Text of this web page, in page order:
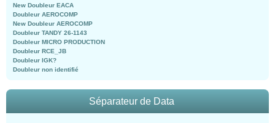
New Doubleur EACA
Doubleur AEROCOMP
New Doubleur AEROCOMP
Doubleur TANDY 26-1143
Doubleur MICRO PRODUCTION
Doubleur RCE_JB
Doubleur IGK?
Doubleur non identifié
Séparateur de Data